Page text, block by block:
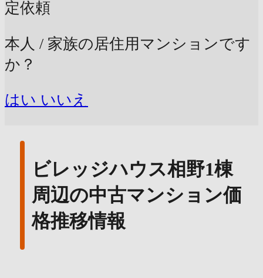
定依頼
本人 / 家族の居住用マンションです
か？
はい いいえ
ビレッジハウス相野1棟
周辺の中古マンション価
格推移情報